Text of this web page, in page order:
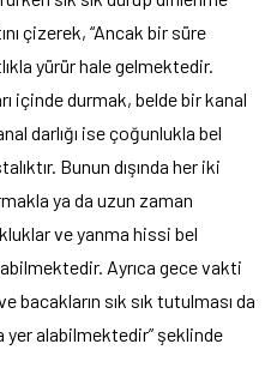
çizerek, “Ancak bir süre
yürür hale gelmektedir.
içinde durmak, belde bir kanal
darlığı ise çoğunlukla bel
Bunun dışında her iki
ya da uzun zaman
ve yanma hissi bel
Ayrıca gece vakti
bacakların sık sık tutulması da
yer alabilmektedir” şeklinde